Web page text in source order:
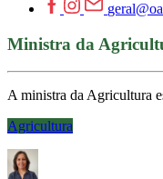
Ministra da
A ministra da Agricultura
Agricultura